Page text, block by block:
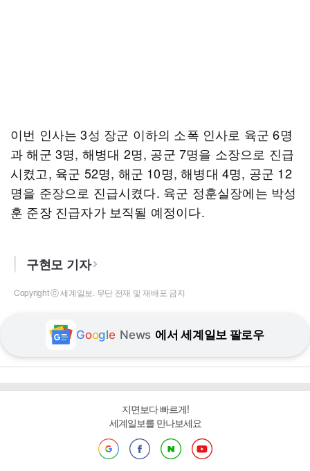
이번 인사는 3성 장군 이하의 소폭 인사로 육군 6명
과 해군 3명, 해병대 2명, 공군 7명을 소장으로 진급
시켰고, 육군 52명, 해군 10명, 해병대 4명, 공군 12
명을 준장으로 진급시켰다. 육군 정훈실장에는 박성
훈 준장 진급자가 보직될 예정이다.
구현모 기자
Copyright ⓒ 세계일보. 무단 전재 및 재배포 금지
Google News 에서 세계일보 팔로우
지면보다 빠르게!
세계일보를 만나보세요